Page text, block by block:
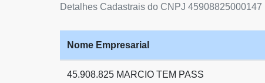
Detalhes Cadastrais do CNPJ 45908825000147
Nome Empresarial
45.908.825 MARCIO TEM PASS